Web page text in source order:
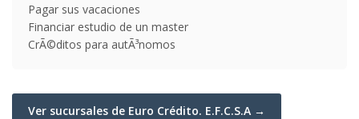
Pagar sus vacaciones
Financiar estudio de un master
CrÃ©ditos para autÃ³nomos
Ver sucursales de Euro Crédito. E.F.C.S.A →